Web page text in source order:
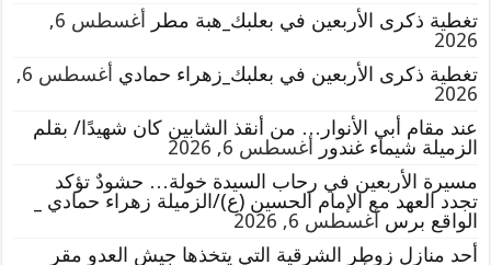
تغطية ذكرى الأربعين في بعلبك_هبة مطر
أغسطس 6,
2026
تغطية ذكرى الأربعين في بعلبك_زهراء حمادي
أغسطس 6,
2026
عند مقام أبي الأنوار… من أنقذ الشابين كان شهيدًا/ بقلم
الزميلة شيماء غندور أغسطس 6, 2026
مسيرة الأربعين في رحاب السيدة خولة… حشودٌ تؤكد
تجدد العهد مع الإمام الحسين (ع)/الزميلة زهراء حمادي _
الواقع برس أغسطس 6, 2026
أحد منازل زوطر الشرقية التي يتخذها جيش العدو مقر